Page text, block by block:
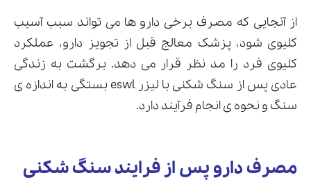
از آنجایی که مصرف برخی دارو ها می تواند سبب آسیب
کلیوی شود، پزشک معالج قبل از تجویز دارو، عملکرد
کلیوی فرد را مد نظر قرار می دهد. برگشت به زندگی
عادی پس از سنگ شکنی با لیزر eswl بستگی به اندازه ی
سنگ و نحوه ی انجام فرآیند دارد.
مصرف دارو پس از فرایند سنگ شکنی